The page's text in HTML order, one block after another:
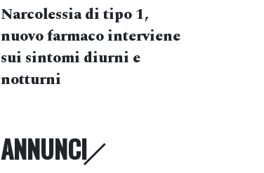
Narcolessia di tipo 1,
nuovo farmaco interviene
sui sintomi diurni e
notturni
ANNUNCI